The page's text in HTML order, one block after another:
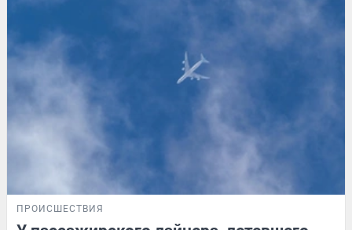
ПРОИСШЕСТВИЯ